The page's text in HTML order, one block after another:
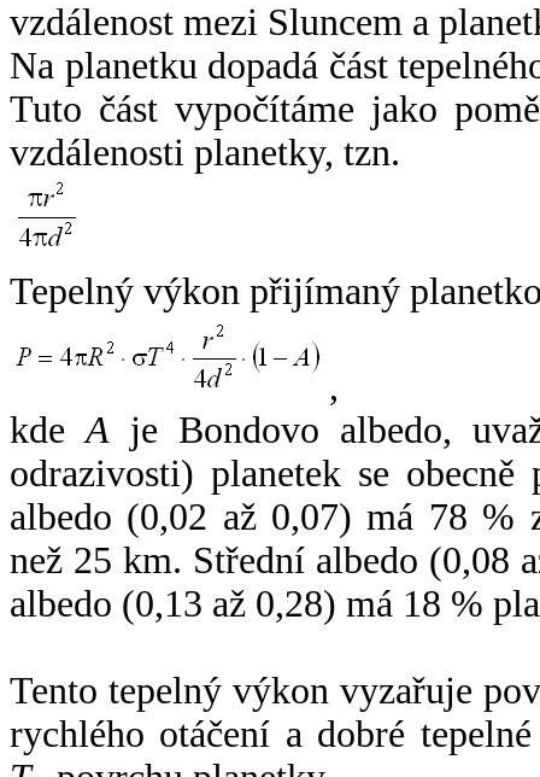
vzdálenost mezi Sluncem a
Na planetku dopadá část
Tuto část vypočítáme jako
vzdálenosti planetky, tzn.
Tepelný výkon přijímaný
,
kdeA je Bondovo albedo,
odrazivosti) planetek se
albedo (0,02 až 0,07) má 78 %
než 25 km. Střední albedo (0,08
albedo (0,13 až 0,28) má 18 %
Tento tepelný výkon vyzařuje
rychlého otáčení a dobré